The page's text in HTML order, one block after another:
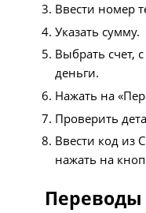
Ввести номер
Указать сумму.
Выбрать счет,
деньги.
Нажать на
Проверить
Ввести код из
нажать на
Переводы